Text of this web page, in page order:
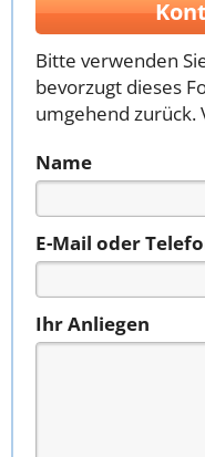
Bitte verwenden
bevorzugt dieses
umgehend zurück.
Name
E-Mail oder
Ihr Anliegen